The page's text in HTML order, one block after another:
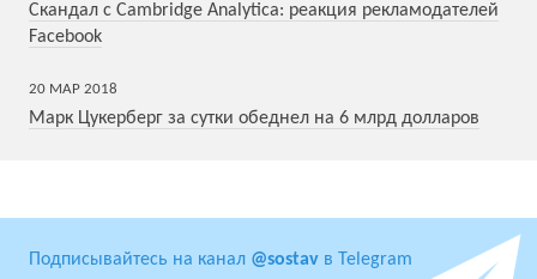
Скандал с Cambridge Analytica: реакция рекламодателей
Facebook
20 МАР 2018
Марк Цукерберг за сутки обеднел на 6 млрд долларов
Подписывайтесь на канал @sostav в Telegram